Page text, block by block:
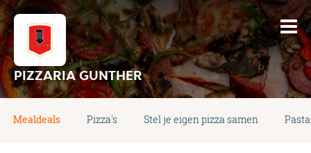
PIZZARIA GUNTHER
Mealdeals Pizza's Stel je eigen pizza samen Pasta